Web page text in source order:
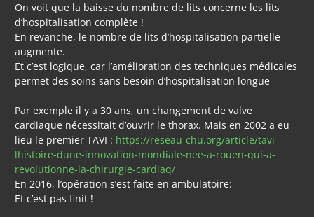
On voit que la baisse du nombre de lits concerne les lits
d’hospitalisation complète !
En revanche, le nombre de lits d’hospitalisation partielle
augmente.
Et c’est logique, car l’amélioration des techniques médicales
permet des soins sans besoin d’hospitalisation longue
Par exemple il y a 30 ans, un changement de valve
cardiaque nécessitait d’ouvrir le thorax. Mais en 2002 a eu
lieu le premier TAVI : https://reseau-chu.org/article/tavi-
lhistoire-dune-innovation-mondiale-nee-a-rouen-qui-a-
revolutionne-la-chirurgie-cardiaq/
En 2016, l’opération s’est faite en ambulatoire:
Et c’est pas finit !